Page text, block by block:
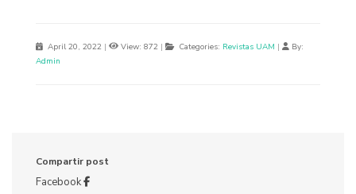
April 20, 2022 | View: 872 | Categories: Revistas UAM |
By:
Admin
Compartir post
Facebook